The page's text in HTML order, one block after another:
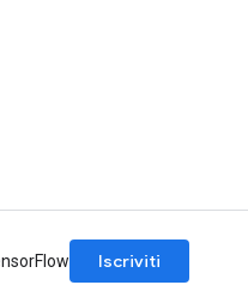
Iscriviti